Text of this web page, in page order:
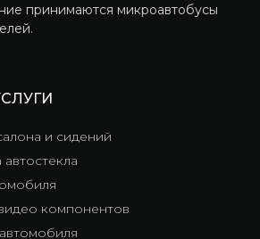
принимаются микроавтобусы
и сидений
компонентов